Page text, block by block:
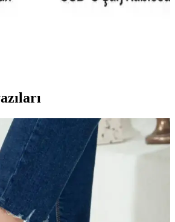
Seçenekleri ve Elektronik